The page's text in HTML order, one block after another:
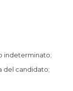
indeterminato;
del candidato;